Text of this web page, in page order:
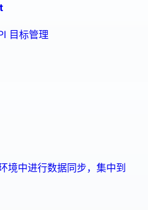
目标管理
境中进行数据同步，集中到